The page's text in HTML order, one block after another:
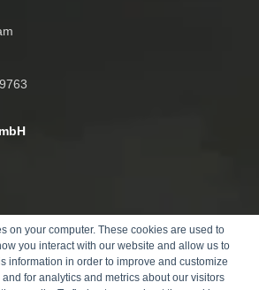
on your computer. These cookies are used to
you interact with our website and allow us to
information in order to improve and customize
for analytics and metrics about our visitors